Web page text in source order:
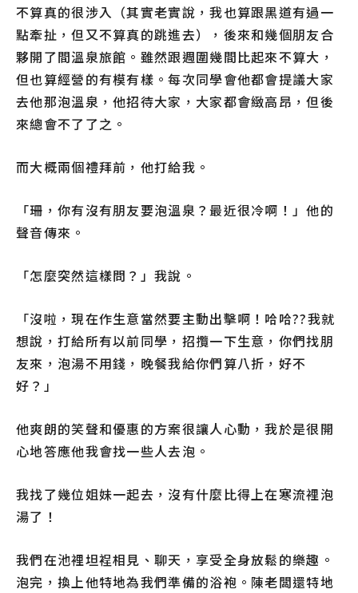
不算真的很涉入（其實老實說，我也算跟黑道有過一
點牽扯，但又不算真的跳進去），後來和幾個朋友合
夥開了間溫泉旅館。雖然跟週圍幾間比起來不算大，
但也算經營的有模有樣。每次同學會他都會提議大家
去他那泡溫泉，他招待大家，大家都會緻高昂，但後
來總會不了了之。
而大概兩個禮拜前，他打給我。
「珊，你有沒有朋友要泡溫泉？最近很冷啊！」他的
聲音傳來。
「怎麼突然這樣問？」我說。
「沒啦，現在作生意當然要主動出擊啊！哈哈??我就
想說，打給所有以前同學，招攬一下生意，你們找朋
友來，泡湯不用錢，晚餐我給你們算八折，好不
好？」
他爽朗的笑聲和優惠的方案很讓人心動，我於是很開
心地答應他我會找一些人去泡。
我找了幾位姐妹一起去，沒有什麼比得上在寒流裡泡
湯了！
我們在池裡坦裎相見、聊天，享受全身放鬆的樂趣。
泡完，換上他特地為我們準備的浴袍。陳老闆還特地